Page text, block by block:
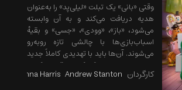
وقتی «بانی» یک تبلت «لیلِی‌پد» را به‌عنوان
هدیه دریافت می‌کند و به آن وابسته
می‌شود، «باز»، «وودی»، «جسی» و بقیهٔ
اسباب‌بازی‌ها با چالشی تازه روبه‌رو
می‌شوند. آن‌ها باید با تهدیدی کاملاً جدید
برای زمان بازی کودکان مقابله کنند؛
تهدیدی که مأموریت و نقش آن‌ها را بسیار
کارگردان Andrew Stanton
McKenna Harris